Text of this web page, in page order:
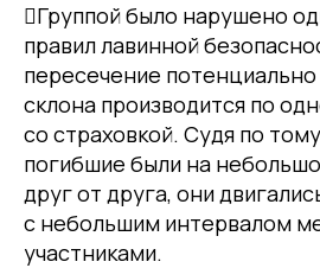
Группой было нарушено
правил лавинной
пересечение
склона производится по
со страховкой. Судя по
погибшие были на
друг от друга, они
с небольшим интервалом
участниками.